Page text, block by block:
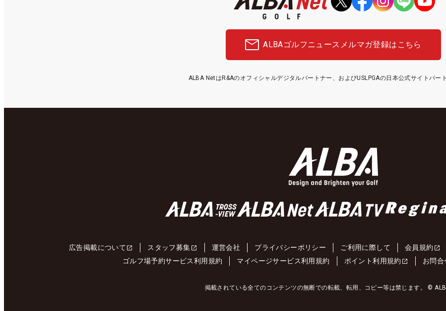
ALBAゴルフニュース メルマガ登録はこちら
ALBA NetはR&Aのオフィシャルデジタルパートナー、およびUSLPGAの日本公式サイトパー
広告掲載について スタッフ募集 運営会社 プライバシーポリシー ご利用に際して 会員規約
ゴルフ場予約サービス利用規約
マイページサービス利用規約 ポイント利用規約 お問合
掲載されている全てのコンテンツの無断での転載、転用、コピー等は禁じます。 ©